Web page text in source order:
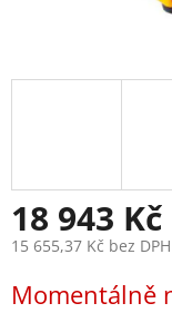
18 943 Kč
15 655,37 Kč bez DPH
cena:
Momentálně